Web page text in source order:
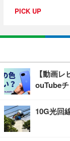
PICK UP
【動画
ouTube
10G光回